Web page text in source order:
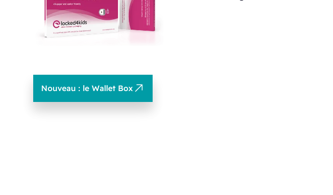
Nouveau : le Wallet Box